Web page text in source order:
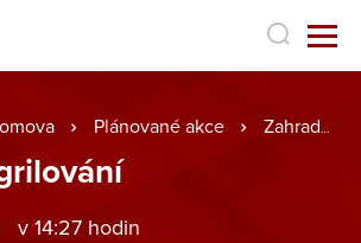
Plánované akce Zahradní grilování
v 14:27 hodin